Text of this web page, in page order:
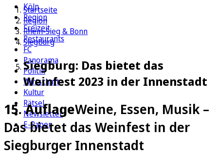
Köln
Region
Freizeit
Restaurants
FC
Panorama
Politik
Wirtschaft
Kultur
Rätsel
Newsletter
E-Paper
Startseite
Region
Rhein-Sieg & Bonn
Siegburg
Siegburg: Das bietet das
Weinfest 2023 in der Innenstadt
15. AuflageWeine, Essen, Musik –
Das bietet das Weinfest in der
Siegburger Innenstadt